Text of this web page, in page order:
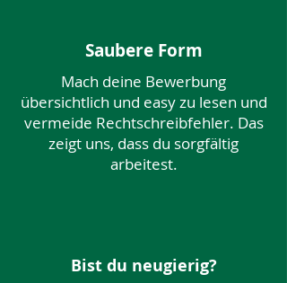
Saubere Form
Mach deine Bewerbung
übersichtlich und easy zu lesen und
vermeide Rechtschreibfehler. Das
zeigt uns, dass du sorgfältig
arbeitest.
Bist du neugierig?